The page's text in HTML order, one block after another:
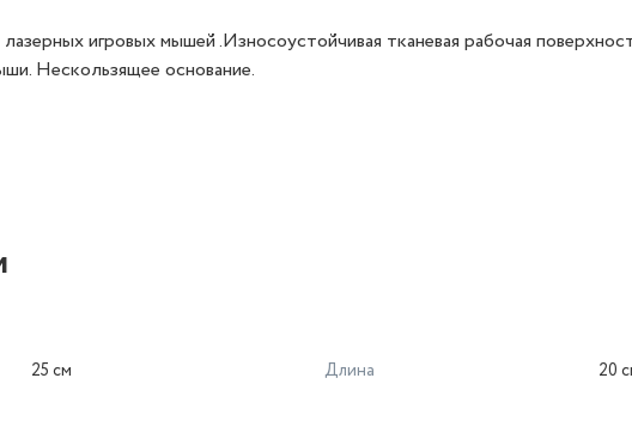
игровых мышей .Износоустойчивая тканевая рабочая
Нескользящее основание.
25 см Длина 20